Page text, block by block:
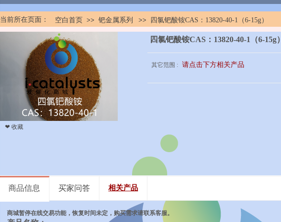
当前所在页面： 空白首页 >> 钯金属系列 >> 四氯钯酸铵CAS：13820-40-1（6-15g）
❤ 收藏
四氯钯酸铵CAS：13820-40-1（6-15g）
其它范围 : 请点击下方相关产品
商品信息 买家问答 相关产品
商城暂停在线交易功能，恢复时间未定，购买需求请联系客服。